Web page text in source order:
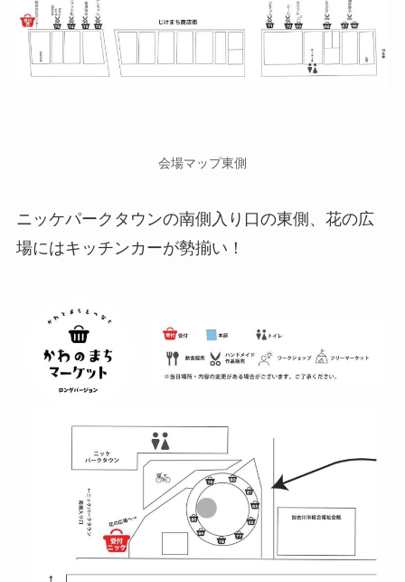
会場マップ東側
ニッケパークタウンの南側入り口の東側、花の広
場にはキッチンカーが勢揃い！